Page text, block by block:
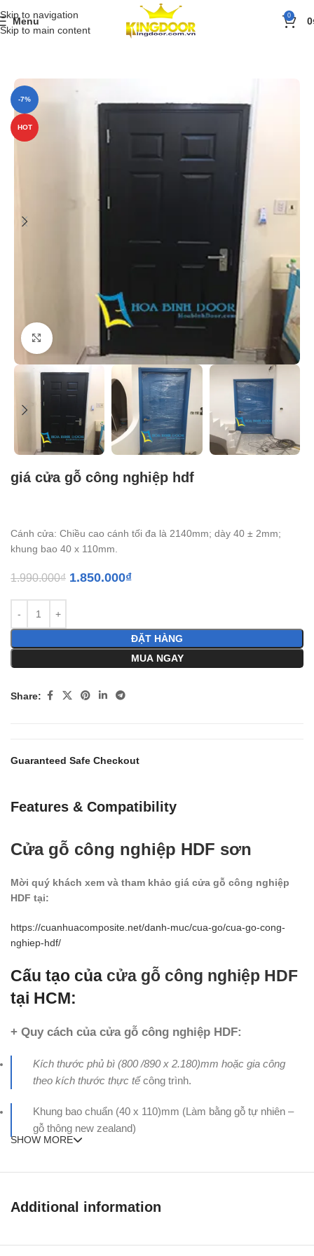
Skip to navigation
Skip to main content
Menu 0 0
Trang chủ» Sản phẩm BÁO GIÁ»giá cửa gỗ công nghiệp hdf
-7%
HOT
Click to enlarge
giá cửa gỗ công nghiệp hdf
Cánh cửa: Chiều cao cánh tối đa là 2140mm; dày 40 ± 2mm;
khung bao 40 x 110mm.
1.990.000₫ 1.850.000₫
ĐẶT HÀNG
MUA NGAY
Share:
Guaranteed Safe Checkout
Features & Compatibility
Cửa gỗ công nghiệp HDF sơn
Mời quý khách xem và tham khảo giá cửa gỗ công nghiệp
HDF tại:
https://cuanhuacomposite.net/danh-muc/cua-go/cua-go-cong-
nghiep-hdf/
Cấu tạo của cửa gỗ công nghiệp HDF
tại HCM:
+ Quy cách của cửa gỗ công nghiệp HDF:
Kích thước phủ bì (800 /890 x 2.180)mm hoặc gia công
theo kích thước thực tếcông trình.
Khung bao chuẩn (40 x 110)mm (Làm bằng gỗ tự nhiên –
gỗ thông new zealand)
SHOW MORE
Additional information